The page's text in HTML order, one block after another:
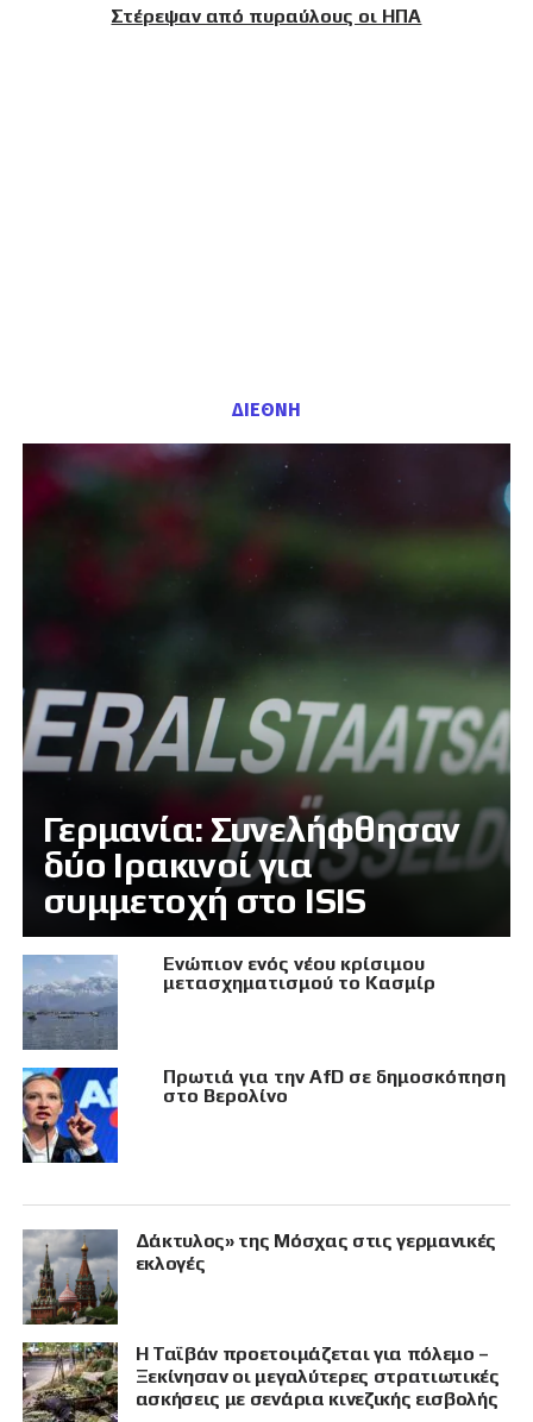
Στέρεψαν από πυραύλους οι ΗΠΑ
ΔΙΕΘΝΗ
Γερμανία: Συνελήφθησαν
δύο Ιρακινοί για
συμμετοχή στο ISIS
Eνώπιον ενός νέου κρίσιμου
μετασχηματισμού το Κασμίρ
Πρωτιά για την AfD σε δημοσκόπηση
στο Βερολίνο
Δάκτυλος» της Μόσχας στις γερμανικές
εκλογές
Η Ταϊβάν προετοιμάζεται για πόλεμο –
Ξεκίνησαν οι μεγαλύτερες στρατιωτικές
ασκήσεις με σενάρια κινεζικής εισβολής